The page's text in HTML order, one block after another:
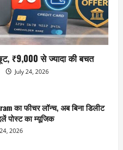
₹9,000 से ज्यादा की बचत
July 24, 2026
का फीचर लॉन्च, अब बिना डिलीट
पोस्ट का म्यूजिक
2026